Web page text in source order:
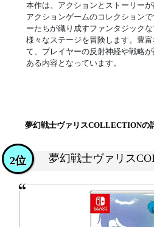
本作は、アクションとストーリー
アクションゲームのコレクション
ーたちが織り成すファンタジック
様々なステージを冒険します。豊
て、プレイヤーの反射神経や戦略
ある内容となっています。
夢幻戦士ヴァリスCOLLECTIONの
夢幻戦士ヴァリス
2位